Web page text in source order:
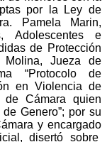
por la Ley de
Pamela Marin,
Adolescentes e
de Protección
Jueza de
“Protocolo de
en Violencia de
de Cámara quien
Genero”; por su
y encargado
disertó sobre